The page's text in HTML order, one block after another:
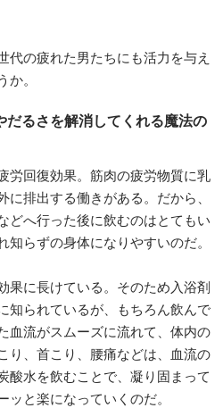
代の疲れた男たちにも活力を与え
。
るさを解消してくれる魔法の
労回復効果。筋肉の疲労物質に乳
排出する働きがある。だから、
どへ行った後に飲むのはとてもい
らずの身体になりやすいのだ。
果に長けている。そのため入浴剤
知られているが、もちろん飲んで
流がスムーズに流れて、体内の
り、首こり、腰痛などは、血流の
酸水を飲むことで、凝り固まって
と楽になっていくのだ。